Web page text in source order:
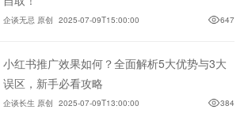
企谈无忌 原创 2025-07-09T15:00:00 647
小红书推广效果如何？全面解析5大优势与3大
误区，新手必看攻略
企谈长生 原创 2025-07-09T13:00:00 384